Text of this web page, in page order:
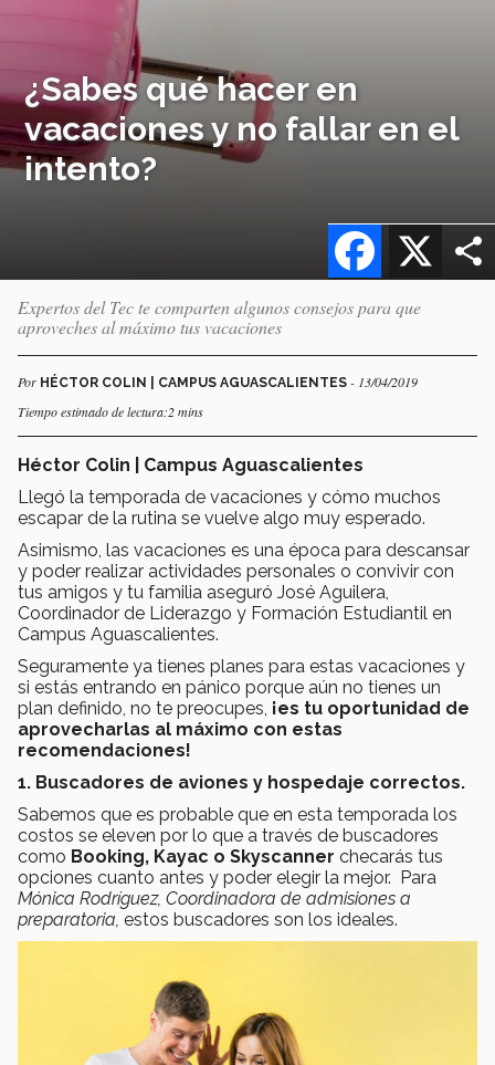
¿Sabes qué hacer en
vacaciones y no fallar en el
intento?
X
Facebook
Expertos del Tec te comparten algunos consejos para que
aproveches al máximo tus vacaciones
Por HÉCTOR COLIN | CAMPUS AGUASCALIENTES - 13/04/2019
Tiempo estimado de lectura:2 mins
Héctor Colin | Campus Aguascalientes
Llegó la temporada de vacaciones y cómo muchos
escapar de la rutina se vuelve algo muy esperado.
Asimismo, las vacaciones es una época para descansar
y poder realizar actividades personales o convivir con
tus amigos y tu familia aseguró José Aguilera,
Coordinador de Liderazgo y Formación Estudiantil en
Campus Aguascalientes.
Seguramente ya tienes planes para estas vacaciones y
si estás entrando en pánico porque aún no tienes un
plan definido, no te preocupes, ¡es tu oportunidad de
aprovecharlas al máximo con estas
recomendaciones!
1. Buscadores de aviones y hospedaje correctos.
Sabemos que es probable que en esta temporada los
costos se eleven por lo que a través de buscadores
como Booking, Kayac o Skyscanner checarás tus
opciones cuanto antes y poder elegir la mejor. Para
Mónica Rodríguez, Coordinadora de admisiones a
preparatoria, estos buscadores son los ideales.